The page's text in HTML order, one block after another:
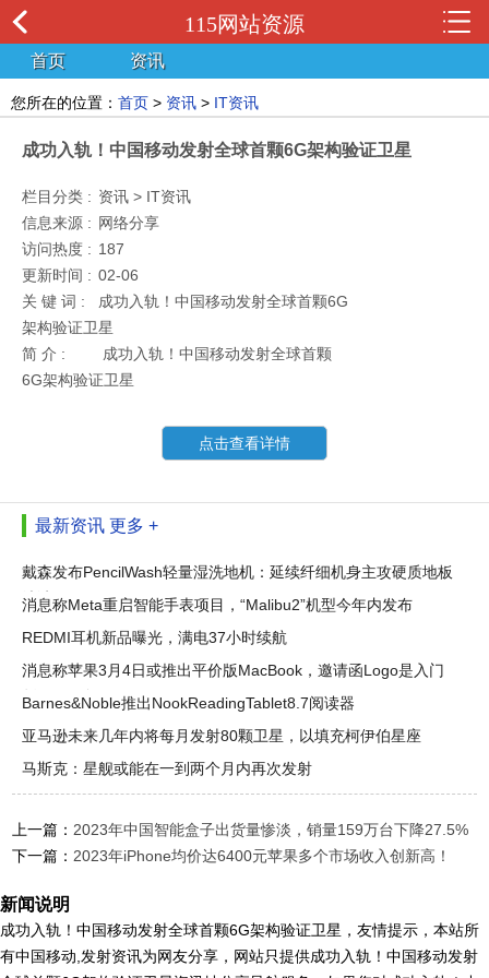
115网站资源
首页 资讯
您所在的位置： 首页 > 资讯 > IT资讯
成功入轨！中国移动发射全球首颗6G架构验证卫星
栏目分类 : 资讯 > IT资讯
信息来源 : 网络分享
访问热度 : 187
更新时间 : 02-06
关 键 词 :
成功入轨！中国移动发射全球首颗6G
架构验证卫星
简 介 :
成功入轨！中国移动发射全球首颗
6G架构验证卫星
点击查看详情
最新资讯 更多 +
戴森发布PencilWash轻量湿洗地机：延续纤细机身主攻硬质地板
清洁
消息称Meta重启智能手表项目，“Malibu2”机型今年内发布
REDMI耳机新品曝光，满电37小时续航
消息称苹果3月4日或推出平价版MacBook，邀请函Logo是入门
版Mac配色
Barnes&Noble推出NookReadingTablet8.7阅读器
亚马逊未来几年内将每月发射80颗卫星，以填充柯伊伯星座
马斯克：星舰或能在一到两个月内再次发射
上一篇： 2023年中国智能盒子出货量惨淡，销量159万台下降27.5%
下一篇： 2023年iPhone均价达6400元苹果多个市场收入创新高！
新闻说明
成功入轨！中国移动发射全球首颗6G架构验证卫星，友情提示，本站所
有中国移动,发射资讯为网友分享，网站只提供成功入轨！中国移动发射